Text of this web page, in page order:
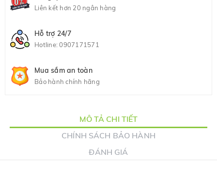
Liên kết hơn 20 ngân hàng
Hỗ trợ 24/7
Hotline:0907171571
Mua sắm an toàn
Bảo hành chính hãng
MÔ TẢ CHI TIẾT
CHÍNH SÁCH BẢO HÀNH
ĐÁNH GIÁ